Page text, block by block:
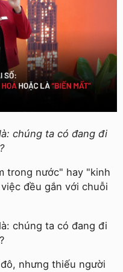
chúng ta có đang đi
trong nước" hay "kinh
đều gắn với chuỗi
chúng ta có đang đi
nhưng thiếu người